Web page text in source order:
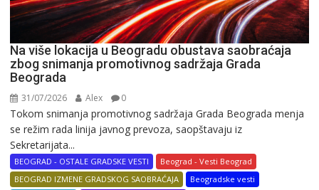
Na više lokacija u Beogradu obustava saobraćaja
zbog snimanja promotivnog sadržaja Grada
Beograda
31/07/2026 Alex 0
Tokom snimanja promotivnog sadržaja Grada Beograda menja
se režim rada linija javnog prevoza, saopštavaju iz
Sekretarijata...
BEOGRAD - OSTALE GRADSKE VESTI
Beograd - Vesti Beograd
BEOGRAD IZMENE GRADSKOG SAOBRAĆAJA
Beogradske vesti